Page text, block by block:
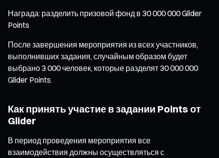
Награда: разделить призовой фонд в 30 000 000 Glider
Points
После завершения мероприятия из всех участников,
выполнивших задания, случайным образом будет
выбрано 3 000 человек, которые разделят 30 000 000
Glider Points.
Как принять участие в задании Points от
Glider
В период проведения мероприятия все
взаимодействия должны осуществляться с